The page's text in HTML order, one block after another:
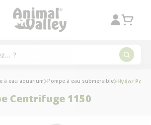
à eau aquarium Pompe à eau submersible Hydor
Centrifuge 1150